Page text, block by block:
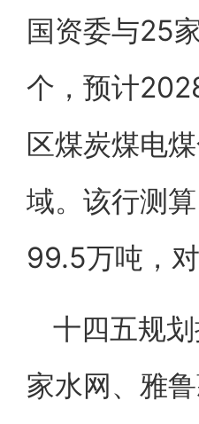
国资委与25
个，预计
区煤炭煤电
域。该行测
99.5万吨，
十四五规
家水网、雅